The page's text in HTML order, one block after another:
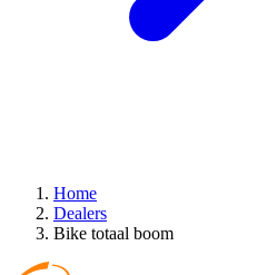
Home
Dealers
Bike totaal boom